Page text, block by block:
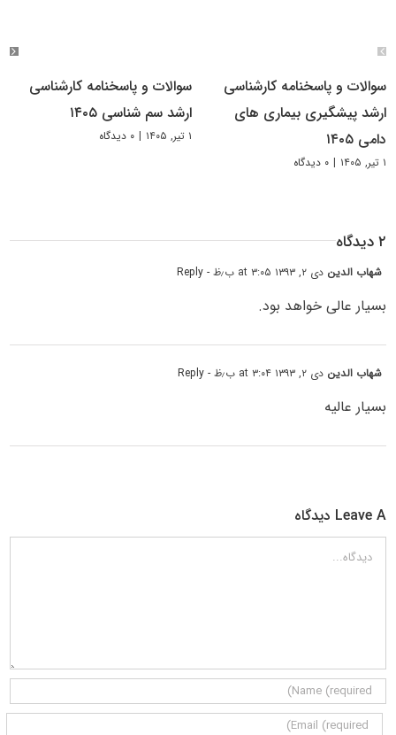
سوالات و پاسخنامه کارشناسی
ارشد پیشگیری بیماری های
دامی ۱۴۰۵
۱ تیر, ۱۴۰۵ | ۰ دیدگاه
سوالات و پاسخنامه کارشناسی
ارشد سم شناسی ۱۴۰۵
۱ تیر, ۱۴۰۵ | ۰ دیدگاه
۲ دیدگاه
شهاب الدین دی ۲, ۱۳۹۳ at ۳:۰۵ ب٫ظ - Reply
بسیار عالی خواهد بود.
شهاب الدین دی ۲, ۱۳۹۳ at ۳:۰۴ ب٫ظ - Reply
بسیار عالیه
Leave A دیدگاه
دیدگاه